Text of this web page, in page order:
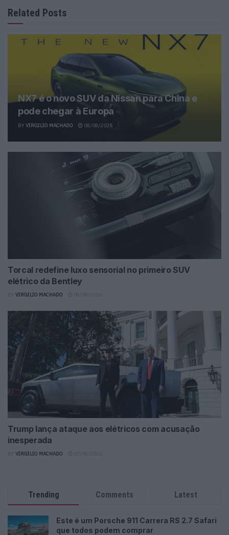
Related Posts
NX7 é o novo SUV da Nissan para China e
pode chegar à Europa
BY VIRGILIO MACHADO 08/08/2026
Torcal redefine luxo sensorial no primeiro SUV
elétrico da Bentley
VIRGILIO MACHADO
Trump lança ataque aos elétricos com acusação
inesperada
VIRGILIO MACHADO
Trending Comments Latest
Este é um Porsche 911 Carrera RS 2.7 Safari
que todos podem comprar